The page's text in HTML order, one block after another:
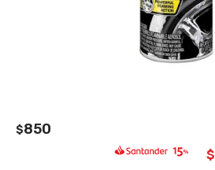
$850
$